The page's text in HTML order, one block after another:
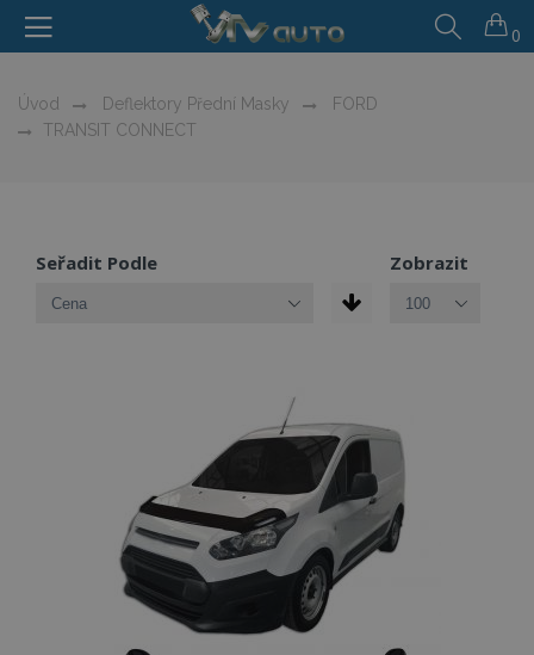
0
Úvod Deflektory Přední Masky
FORD
TRANSIT CONNECT
Seřadit Podle Zobrazit